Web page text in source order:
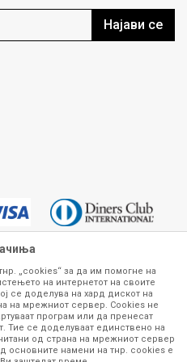
Најави се
кои се изложени на нашата
конкретни, точни и прецизни,
дека се без ниту една грешка или
се достапни на залиха.
приказ на производот. Доколку
или рефундација, процедурата
„cookies“ за да им помогне на
на интернетот на своите
се доделува на хард дискот на
на мрежниот сервер. Cookies не
програм или да пренесат
Тие се доделуваат единствено на
од страна на мрежниот сервер
основните намени на тнр. сookies е